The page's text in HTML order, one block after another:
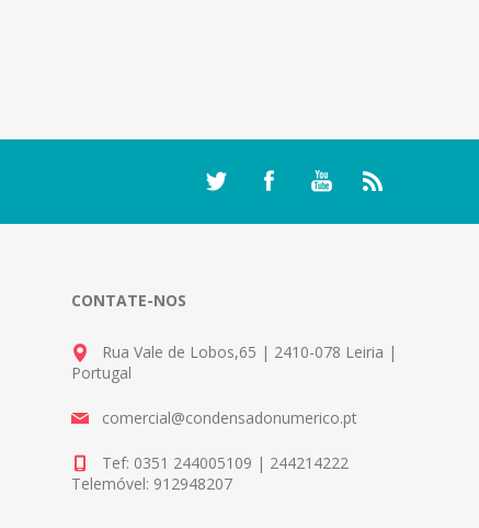
CONTATE-NOS
Rua Vale de Lobos,65 | 2410-078 Leiria |
Portugal
comercial@condensadonumerico.pt
Tef: 0351 244005109 | 244214222
Telemóvel: 912948207